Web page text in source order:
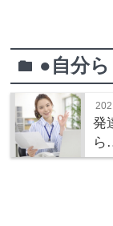
folder ●自分
発